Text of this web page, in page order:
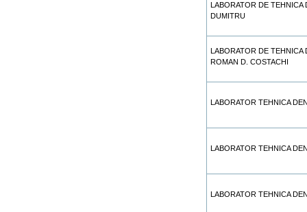
LABORATOR DE TEHNICA
DUMITRU
LABORATOR DE
ROMAN D. COSTACHI
LABORATOR TEHNICA
LABORATOR TEHNICA
LABORATOR TEHNICA